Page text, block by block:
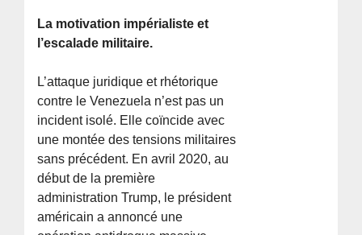
La motivation impérialiste et
l’escalade militaire.
L’attaque juridique et rhétorique
contre le Venezuela n’est pas un
incident isolé. Elle coïncide avec
une montée des tensions militaires
sans précédent. En avril 2020, au
début de la première
administration Trump, le président
américain a annoncé une